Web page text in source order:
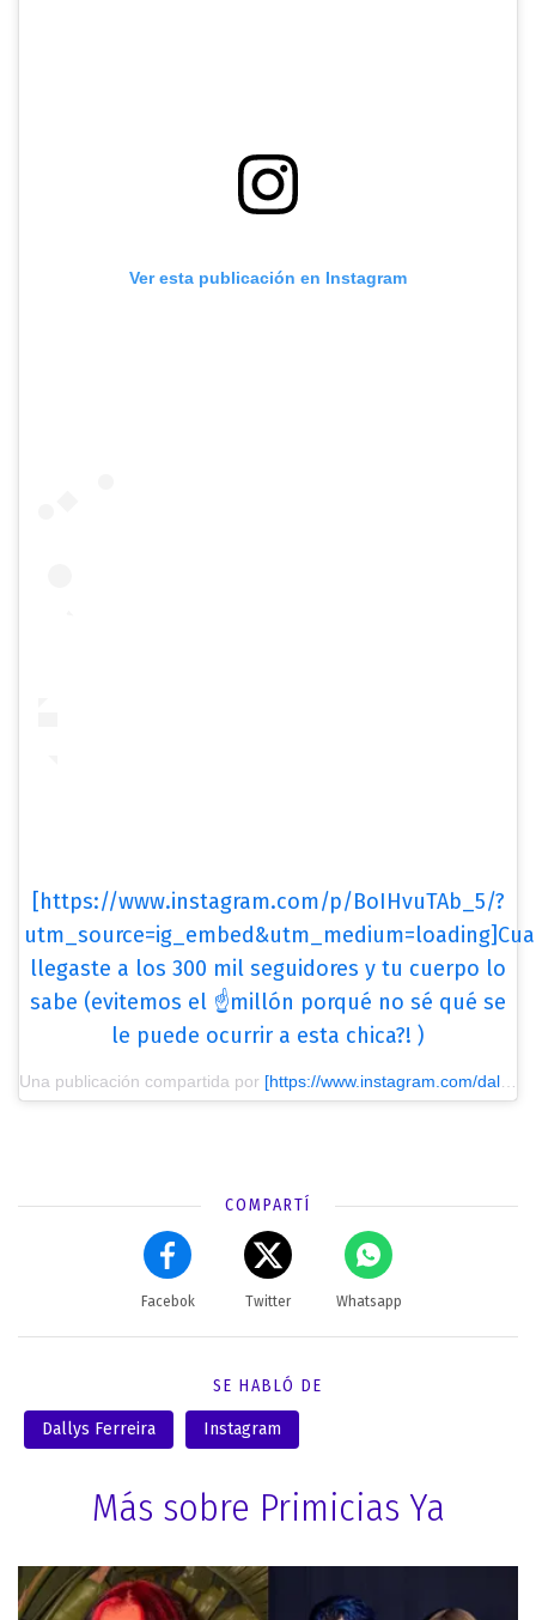
Ver esta publicación en Instagram
[https://www.instagram.com/p/BoIHvuTAb_5/?
llegaste a los 300 mil seguidores y tu cuerpo lo
sabe (evitemos el ☝️millón porqué no sé qué se
le puede ocurrir a esta chica?! )
Una publicación compartida por [https://www.instagram.com/dallysferreira/?utm_source=ig_embed&utm_medium=loading] Dallys Ferreira
COMPARTÍ
Facebok Twitter Whatsapp
SE HABLÓ DE
Dallys Ferreira Instagram
Más sobre Primicias Ya